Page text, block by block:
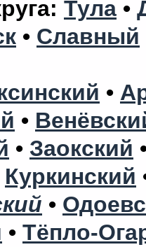
: Тула •
• Славный
•
•
• Заокский
Куркинский
•
• Тёпло-